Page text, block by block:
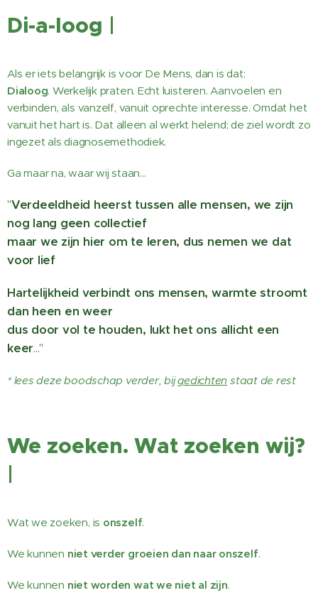
Di-a-loog |
Als er iets belangrijk is voor De Mens, dan is dat:
Dialoog. Werkelijk praten. Echt luisteren. Aanvoelen en
verbinden, als vanzelf, vanuit oprechte interesse. Omdat het
vanuit het hart is. Dat alleen al werkt helend; de ziel wordt zo
ingezet als diagnosemethodiek.
Ga maar na, waar wij staan...
"Verdeeldheid heerst tussen alle mensen, we zijn
nog lang geen collectief
maar we zijn hier om te leren, dus nemen we dat
voor lief
Hartelijkheid verbindt ons mensen, warmte stroomt
dan heen en weer
dus door vol te houden, lukt het ons allicht een
keer..."
* lees deze boodschap verder, bijgedichten staat de rest
We zoeken. Wat zoeken wij?
|
Wat we zoeken, is onszelf.
We kunnen niet verder groeien dan naar onszelf.
We kunnen niet worden wat we niet al zijn.